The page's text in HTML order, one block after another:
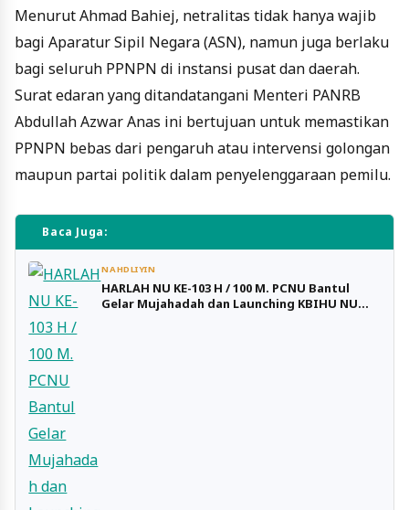
Menurut Ahmad Bahiej, netralitas tidak hanya wajib
bagi Aparatur Sipil Negara (ASN), namun juga berlaku
bagi seluruh PPNPN di instansi pusat dan daerah.
Surat edaran yang ditandatangani Menteri PANRB
Abdullah Azwar Anas ini bertujuan untuk memastikan
PPNPN bebas dari pengaruh atau intervensi golongan
maupun partai politik dalam penyelenggaraan pemilu.
Baca Juga:
NAHDLIYIN
HARLAH NU KE-103 H / 100 M. PCNU Bantul
Gelar Mujahadah dan Launching KBIHU NU